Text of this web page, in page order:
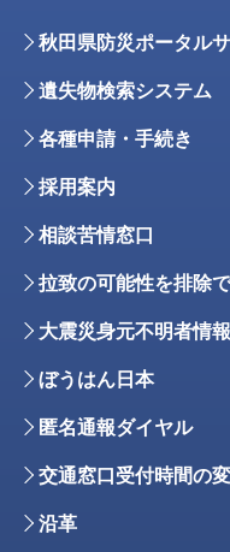
秋田県防災ポータル
遺失物検索システム
各種申請・手続き
採用案内
相談苦情窓口
拉致の可能性を排除
大震災身元不明者情報
ぼうはん日本
匿名通報ダイヤル
交通窓口受付時間の
沿革